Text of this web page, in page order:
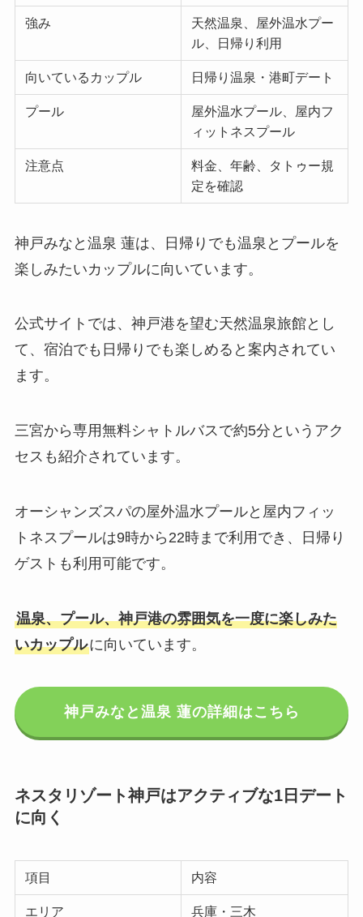
強み
天然温泉、屋外温水プー
ル、日帰り利用
向いているカップル 日帰り温泉・港町デート
プール
屋外温水プール、屋内フ
ィットネスプール
注意点
料金、年齢、タトゥー規
定を確認
神戸みなと温泉 蓮は、日帰りでも温泉とプールを
楽しみたいカップルに向いています。
公式サイトでは、神戸港を望む天然温泉旅館とし
て、宿泊でも日帰りでも楽しめると案内されてい
ます。
三宮から専用無料シャトルバスで約5分というアク
セスも紹介されています。
オーシャンズスパの屋外温水プールと屋内フィッ
トネスプールは9時から22時まで利用でき、日帰り
ゲストも利用可能です。
温泉、プール、神戸港の雰囲気を一度に楽しみた
いカップルに向いています。
神戸みなと温泉 蓮の詳細はこちら
ネスタリゾート神戸はアクティブな1日デート
に向く
項目 内容
エリア 兵庫・三木